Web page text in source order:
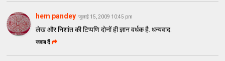
hem pandey जुलाई 15, 2009 10:45 pm
लेख और निशांत की टिप्पणि दोनों ही ज्ञान वर्धक है. धन्यवाद.
जवाब दें